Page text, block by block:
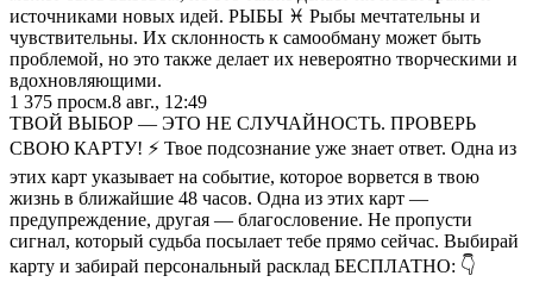
источниками новых идей. РЫБЫ ♓️ Рыбы мечтательны и
чувствительны. Их склонность к самообману может быть
проблемой, но это также делает их невероятно творческими и
вдохновляющими.
1 375 просм.8 авг., 12:49
ТВОЙ ВЫБОР — ЭТО НЕ СЛУЧАЙНОСТЬ. ПРОВЕРЬ
СВОЮ КАРТУ! ⚡️ Твое подсознание уже знает ответ. Одна из
этих карт указывает на событие, которое ворвется в твою
жизнь в ближайшие 48 часов. Одна из этих карт —
предупреждение, другая — благословение. Не пропусти
сигнал, который судьба посылает тебе прямо сейчас. Выбирай
карту и забирай персональный расклад БЕСПЛАТНО: 👇